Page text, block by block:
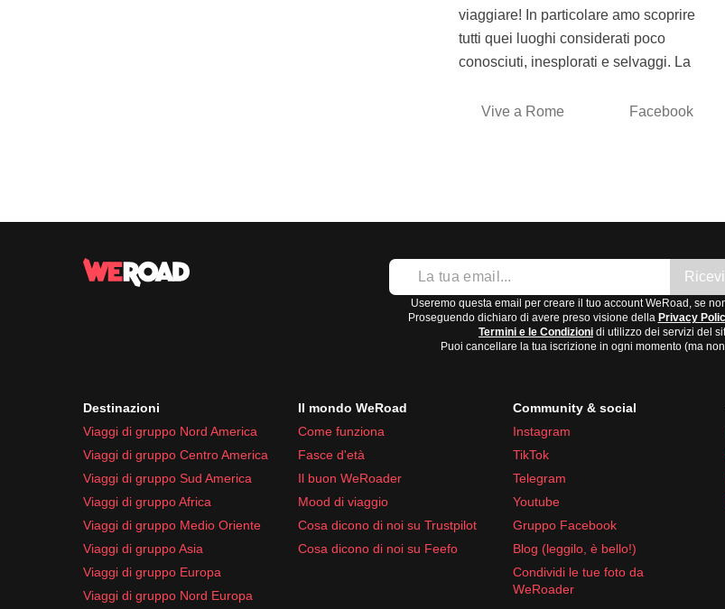
viaggiare! In particolare amo scoprire
tutti quei luoghi considerati poco
conosciuti, inesplorati e selvaggi. La
ho tante da raccontare e non vedo lora
di sentire anche le vostre nel nostro
Vive a Rome Facebook
Useremo questa email per creare il tuo account WeRoad, se
Proseguendo dichiaro di avere preso visione della Privacy
Termini e le Condizioni di utilizzo dei servizi del
Puoi cancellare la tua iscrizione in ogni momento (ma
Destinazioni
Viaggi di gruppo Nord America
Viaggi di gruppo Centro America
Viaggi di gruppo Sud America
Viaggi di gruppo Africa
Viaggi di gruppo Medio Oriente
Viaggi di gruppo Asia
Viaggi di gruppo Europa
Viaggi di gruppo Nord Europa
Il mondo WeRoad
Come funziona
Fasce d'età
Il buon WeRoader
Mood di viaggio
Cosa dicono di noi su Trustpilot
Cosa dicono di noi su Feefo
Community & social
Instagram
TikTok
Telegram
Youtube
Gruppo Facebook
Blog (leggilo, è bello!)
Condividi le tue foto da
WeRoader